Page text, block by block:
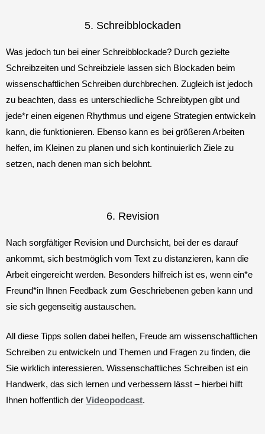
5. Schreibblockaden
Was jedoch tun bei einer Schreibblockade? Durch gezielte
Schreibzeiten und Schreibziele lassen sich Blockaden beim
wissenschaftlichen Schreiben durchbrechen. Zugleich ist jedoch
zu beachten, dass es unterschiedliche Schreibtypen gibt und
jede*r einen eigenen Rhythmus und eigene Strategien entwickeln
kann, die funktionieren. Ebenso kann es bei größeren Arbeiten
helfen, im Kleinen zu planen und sich kontinuierlich Ziele zu
setzen, nach denen man sich belohnt.
6. Revision
Nach sorgfältiger Revision und Durchsicht, bei der es darauf
ankommt, sich bestmöglich vom Text zu distanzieren, kann die
Arbeit eingereicht werden. Besonders hilfreich ist es, wenn ein*e
Freund*in Ihnen Feedback zum Geschriebenen geben kann und
sie sich gegenseitig austauschen.
All diese Tipps sollen dabei helfen, Freude am wissenschaftlichen
Schreiben zu entwickeln und Themen und Fragen zu finden, die
Sie wirklich interessieren. Wissenschaftliches Schreiben ist ein
Handwerk, das sich lernen und verbessern lässt – hierbei hilft
Ihnen hoffentlich der Videopodcast.